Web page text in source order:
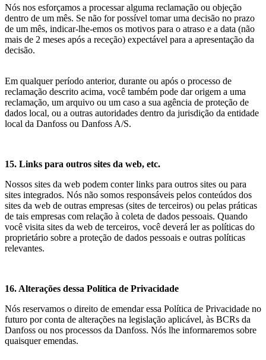
Nós nos esforçamos a processar alguma reclamação ou objeção
dentro de um mês. Se não for possível tomar uma decisão no prazo
de um mês, indicar-lhe-emos os motivos para o atraso e a data (não
mais de 2 meses após a receção) expectável para a apresentação da
decisão.
Em qualquer período anterior, durante ou após o processo de
reclamação descrito acima, você também pode dar origem a uma
reclamação, um arquivo ou um caso a sua agência de proteção de
dados local, ou a outras autoridades dentro da jurisdição da entidade
local da Danfoss ou Danfoss A/S.
15. Links para outros sites da web, etc.
Nossos sites da web podem conter links para outros sites ou para
sites integrados. Nós não somos responsáveis pelos conteúdos dos
sites da web de outras empresas (sites de terceiros) ou pelas práticas
de tais empresas com relação à coleta de dados pessoais. Quando
você visita sites da web de terceiros, você deverá ler as políticas do
proprietário sobre a proteção de dados pessoais e outras políticas
relevantes.
16. Alterações dessa Política de Privacidade
Nós reservamos o direito de emendar essa Política de Privacidade no
futuro por conta de alterações na legislação aplicável, às BCRs da
Danfoss ou nos processos da Danfoss. Nós lhe informaremos sobre
quaisquer emendas.